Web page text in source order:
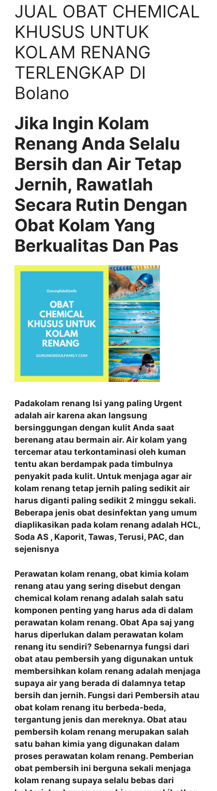
JUAL OBAT CHEMICAL
KHUSUS UNTUK
KOLAM RENANG
TERLENGKAP DI
Bolano
Jika Ingin Kolam
Renang Anda Selalu
Bersih dan Air Tetap
Jernih, Rawatlah
Secara Rutin Dengan
Obat Kolam Yang
Berkualitas Dan Pas
Padakolam renang Isi yang paling Urgent
adalah air karena akan langsung
bersinggungan dengan kulit Anda saat
berenang atau bermain air. Air kolam yang
tercemar atau terkontaminasi oleh kuman
tentu akan berdampak pada timbulnya
penyakit pada kulit. Untuk menjaga agar air
kolam renang tetap jernih paling sedikit air
harus diganti paling sedikit 2 minggu sekali.
Beberapa jenis obat desinfektan yang umum
diaplikasikan pada kolam renang adalah HCL,
Soda AS , Kaporit, Tawas, Terusi, PAC, dan
sejenisnya
Perawatan kolam renang, obat kimia kolam
renang atau yang sering disebut dengan
chemical kolam renang adalah salah satu
komponen penting yang harus ada di dalam
perawatan kolam renang. Obat Apa saj yang
harus diperlukan dalam perawatan kolam
renang itu sendiri? Sebenarnya fungsi dari
obat atau pembersih yang digunakan untuk
membersihkan kolam renang adalah menjaga
supaya air yang berada di dalamnya tetap
bersih dan jernih. Fungsi dari Pembersih atau
obat kolam renang itu berbeda-beda,
tergantung jenis dan mereknya. Obat atau
pembersih kolam renang merupakan salah
satu bahan kimia yang digunakan dalam
proses perawatan kolam renang. Pemberian
obat pembersih ini berguna sekali menjaga
kolam renang supaya selalu bebas dari